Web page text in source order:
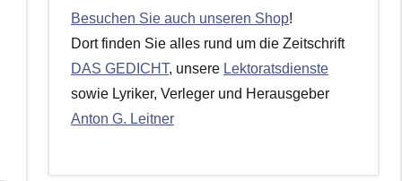
Besuchen Sie auch unseren Shop!
Dort finden Sie alles rund um die Zeitschrift
DAS GEDICHT, unsere Lektoratsdienste
sowie Lyriker, Verleger und Herausgeber
Anton G. Leitner